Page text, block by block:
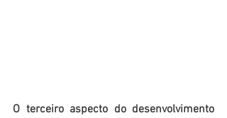
O terceiro aspecto do desenvolvimento